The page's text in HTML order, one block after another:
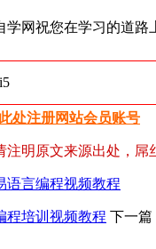
网祝您在学习的道
处注册网站会员账号
明原文来源出处，屌
语言编程视频教程
程培训视频教程 下一篇